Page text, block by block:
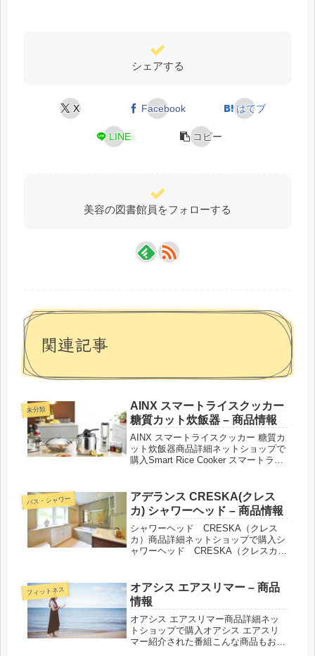
シェアする
X Facebook はてブ
LINE コピー
美容の図書館員をフォローする
関連記事
未分類
AINX スマートライスクッカー
糖質カット炊飯器 – 商品情報
AINX スマートライスクッカー 糖質カ
ット炊飯器商品詳細ネットショップで
購入Smart Rice Cooker スマートライ
グレー、AX-RC3B/ブラック紹介...
バス・シャワー
アデランス CRESKA(クレス
カ) シャワーヘッド – 商品情報
シャワーヘッド CRESKA（クレス
カ）商品詳細ネットショップで購入シ
ャワーヘッド CRESKA（クレスカ）
フィットネス
オアシス エアスリマー – 商品
情報
オアシス エアスリマー商品詳細ネッ
トショップで購入オアシス エアスリ
マー紹介された番組こんな商品もおス